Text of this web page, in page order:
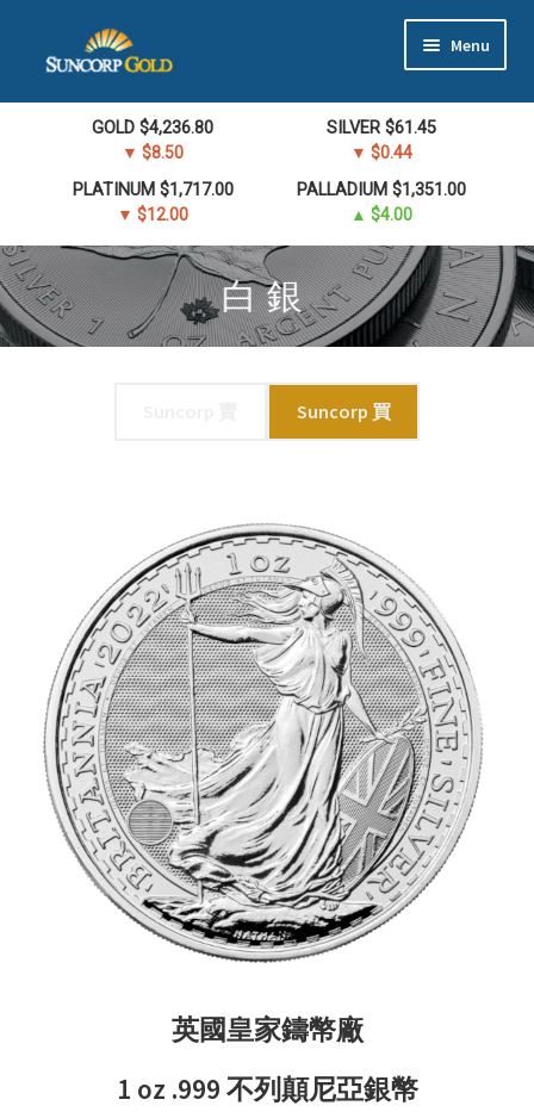
Menu
首頁
白銀
鉑金 & 鈀金
GOLD$4,236.80
▼ $8.50
SILVER $61.45
▼ $0.44
PLATINUM $1,717.00
▼ $12.00
PALLADIUM $1,351.00
▲ $4.00
白銀
Suncorp 買
英國皇家鑄幣廠
1 oz .999 不列顛尼亞銀幣